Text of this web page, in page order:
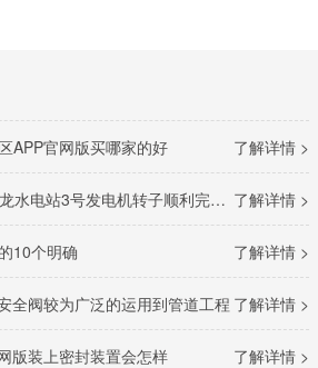
了解详情 >
APP官网版买哪家的好
了解详情 >
站3号发电机转子顺利完成吊装
了解详情 >
10个明确
了解详情 >
全阀较为广泛的运用到管道工程
了解详情 >
版装上密封装置会怎样